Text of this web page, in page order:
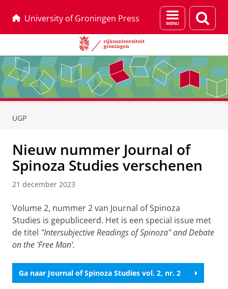
University of Groningen Press
Menu
en
UGP
Nieuw nummer Journal of
Spinoza Studies verschenen
21 december 2023
Volume 2, nummer 2 van Journal of Spinoza
Studies is gepubliceerd. Het is een special issue met
de titel "Intersubjective Readings of Spinoza" and Debate
on the 'Free Man'.
Ga naar Journal of Spinoza Studies vol. 2, nr. 2